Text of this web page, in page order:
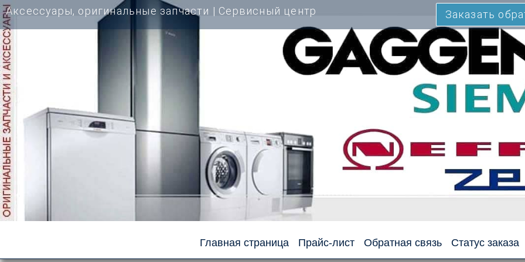
Перейти
к
содержимому
Аксессуары, оригинальные запчасти | Cервисный центр Заказать
Главная страница Прайс-лист Обратная связь Статус заказа